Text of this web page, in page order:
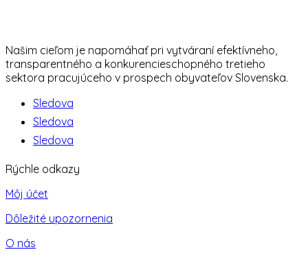
Našim cieľom je napomáhať pri vytváraní efektívneho,
transparentného a konkurencieschopného tretieho
sektora pracujúceho v prospech obyvateľov Slovenska.
Sledova
Sledova
Sledova
Rýchle odkazy
Môj účet
Dôležité upozornenia
O nás